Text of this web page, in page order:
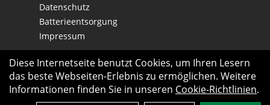
Datenschutz
Batterieentsorgung
Impressum
Diese Internetseite benutzt Cookies, um Ihren Lesern
das beste Webseiten-Erlebnis zu ermöglichen. Weitere
Informationen finden Sie in unseren Cookie-Richtlinien.